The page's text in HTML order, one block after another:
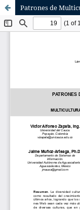
Patrones de